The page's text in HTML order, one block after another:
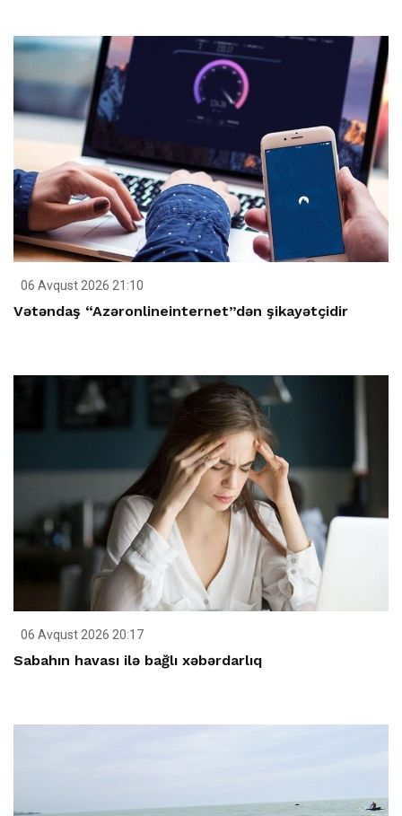
06 Avqust 2026 21:10
Vətəndaş “Azəronlineinternet”dən şikayətçidir
06 Avqust 2026 20:17
Sabahın havası ilə bağlı xəbərdarlıq